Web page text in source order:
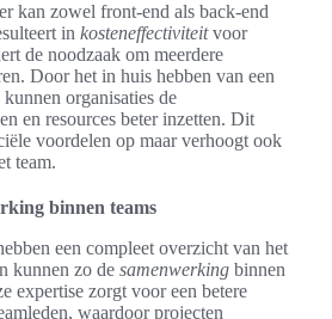
kan zowel front-end als back-end
in kosteneffectiviteitvoor
de noodzaak om meerdere
Door het in huis hebben van een
organisaties de
en resources beter inzetten. Dit
voordelen op maar verhoogt ook
team.
binnen teams
een compleet overzicht van het
kunnen zo de samenwerking binnen
expertise zorgt voor een betere
waardoor projecten